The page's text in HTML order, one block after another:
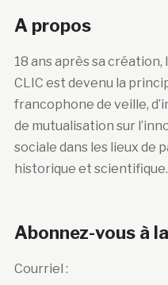
A propos
18 ans après sa
CLIC est devenu la
francophone de veille,
de mutualisation sur
sociale dans les lieux de
historique et scientifique.
Abonnez-vous à
Courriel :